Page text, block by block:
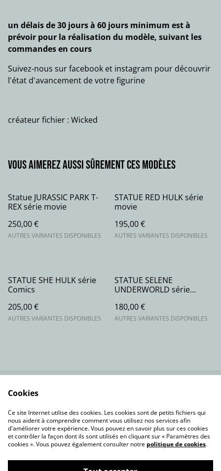
un délais de 30 jours à 60 jours minimum est à
prévoir pour la réalisation du modèle, suivant les
commandes en cours
Suivez-nous sur facebook et instagram pour découvrir
l'état d'avancement de votre figurine
créateur fichier : Wicked
Vous aimerez aussi sûrement ces modèles
Statue JURASSIC PARK T-
REX série movie
250,00 €
AUTRES VARIANTES DISPONIBLES
STATUE RED HULK série
movie
195,00 €
AUTRES VARIANTES DISPONIBLES
STATUE SHE HULK série
Comics
205,00 €
AUTRES VARIANTES DISPONIBLES
STATUE SELENE
UNDERWORLD série
180,00 €
AUTRES VARIANTES DISPONIBLES
Politique de
confidentialité
Politique de cookies
Cookies
Ce site Internet utilise des cookies. Les cookies sont de petits fichiers qui
nous aident à comprendre comment vous utilisez nos services afin
d'améliorer votre expérience. Vous pouvez en savoir plus sur ces cookies
et contrôler la façon dont ils sont utilisés en cliquant sur « Paramètres des
cookies ». Vous pouvez également consulter notre politique de cookies.